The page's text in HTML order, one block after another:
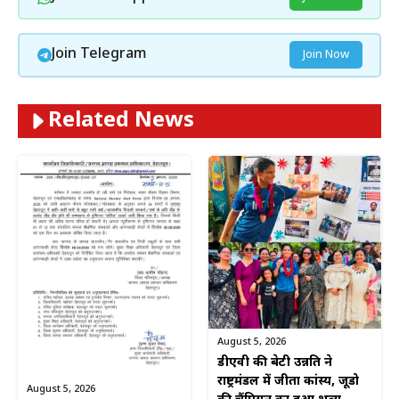
Join Telegram Join Now
Related News
August 5, 2026
August 5, 2026
डीएवी की बेटी उन्नति ने
राष्ट्रमंडल में जीता कांस्य, जूडो